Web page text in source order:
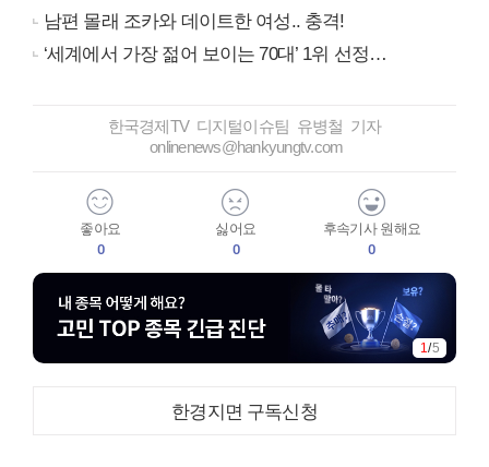
남편 몰래 조카와 데이트한 여성.. 충격!
‘세계에서 가장 젊어 보이는 70대’ 1위 선정…
한국경제TV 디지털이슈팀 유병철 기자
onlinenews@hankyungtv.com
좋아요
0
싫어요
0
후속기사 원해요
0
1/5
한경지면 구독신청